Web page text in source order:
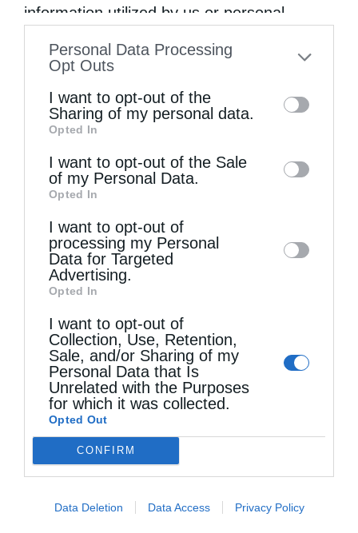
information utilized by us or personal
to your opt-out. You may separately opt-out
information by third parties on the IAB’s list
of downstream participants. This
information may also be disclosed by us to
third parties on theIAB’s List of
Downstream Participants
disclose it to other third parties.
Personal Data Processing
Opt Outs
I want to opt-out of the
Sharing of my personal data.
Opted In
I want to opt-out of the Sale
of my Personal Data.
Opted In
I want to opt-out of
processing my Personal
Data for Targeted
Advertising.
Opted In
I want to opt-out of
Collection, Use, Retention,
Sale, and/or Sharing of my
Personal Data that Is
Unrelated with the Purposes
for which it was collected.
Opted Out
CONFIRM
Data Deletion Data Access Privacy Policy
Τελευταία άρθρα
Δημητριάδος Ιγνάτιος: «Ο Ναός είναι ο τόπος της
πίστεως, της παράδοσης και της ενότητας»
«Η Πίστη ως Δύναμη Ενότητας και Υπέρβασης
των Παγκόσμιων Κρίσεων» (Ι’ Κυριακή Ματθαίου)
Ελληνικός Ερυθρός Σταυρός: Τι πρέπει να